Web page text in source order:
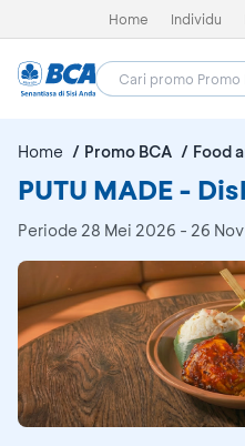
Home Individu
Home Promo BCA Food
PUTU MADE -
Periode 28 Mei 2026 - 26